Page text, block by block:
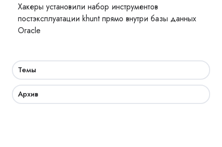
Хакеры установили набор инструментов
постэксплуатации khunt прямо внутри базы данных
Oracle
Темы
Архив